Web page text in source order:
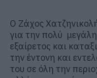
Ο Ζάχος
για την πολύ
εξαίρετος και
την έντονη και
του σε όλη την